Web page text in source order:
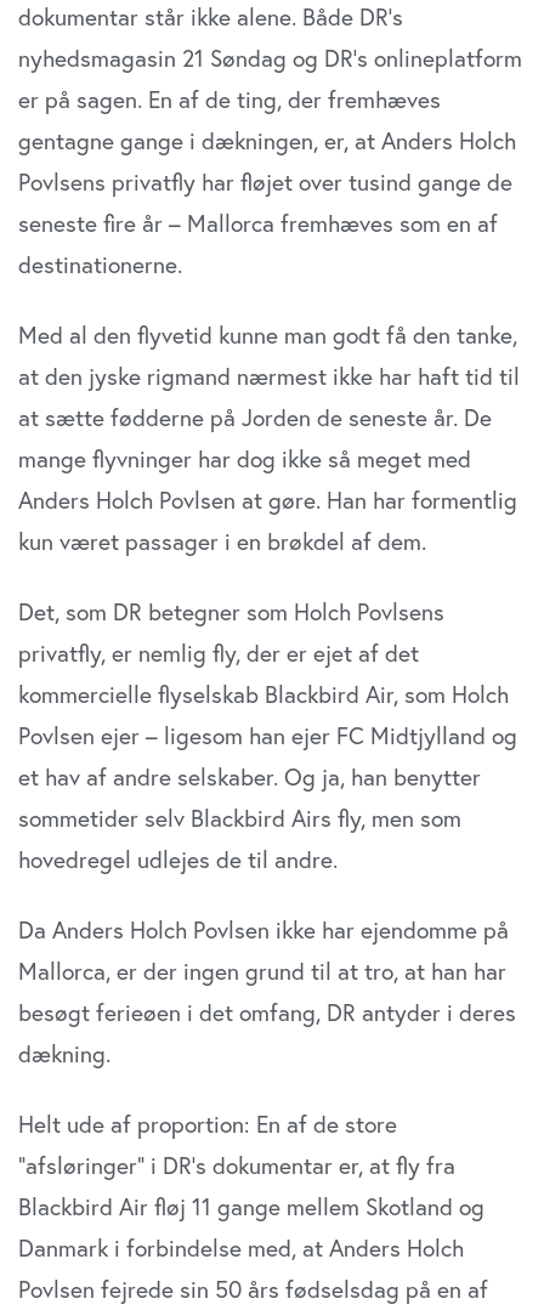
dokumentar står ikke alene. Både DR’s
nyhedsmagasin 21 Søndag og DR’s onlineplatform
er på sagen. En af de ting, der fremhæves
gentagne gange i dækningen, er, at Anders Holch
Povlsens privatfly har fløjet over tusind gange de
seneste fire år – Mallorca fremhæves som en af
destinationerne.
Med al den flyvetid kunne man godt få den tanke,
at den jyske rigmand nærmest ikke har haft tid til
at sætte fødderne på Jorden de seneste år. De
mange flyvninger har dog ikke så meget med
Anders Holch Povlsen at gøre. Han har formentlig
kun været passager i en brøkdel af dem.
Det, som DR betegner som Holch Povlsens
privatfly, er nemlig fly, der er ejet af det
kommercielle flyselskab Blackbird Air, som Holch
Povlsen ejer – ligesom han ejer FC Midtjylland og
et hav af andre selskaber. Og ja, han benytter
sommetider selv Blackbird Airs fly, men som
hovedregel udlejes de til andre.
Da Anders Holch Povlsen ikke har ejendomme på
Mallorca, er der ingen grund til at tro, at han har
besøgt ferieøen i det omfang, DR antyder i deres
dækning.
Helt ude af proportion: En af de store
”afsløringer” i DR’s dokumentar er, at fly fra
Blackbird Air fløj 11 gange mellem Skotland og
Danmark i forbindelse med, at Anders Holch
Povlsen fejrede sin 50 års fødselsdag på en af